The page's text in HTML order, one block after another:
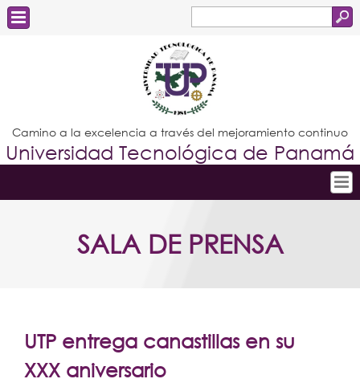
de
búsqueda
Estudiantes
Docentes
Administrativos
Graduados
Camino a la excelencia a través del mejoramiento continuo
Universidad Tecnológica de Panamá
Conoce la UTP
Postgrados
SALA DE PRENSA
UTP entrega canastillas en su
XXX aniversario